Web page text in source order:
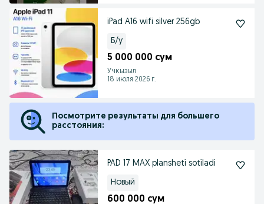
iPad A16 wifi silver 256gb
Б/у
5 000 000 сум
Учкызыл
18 июля 2026 г.
Посмотрите результаты для большего
расстояния:
PAD 17 MAX plansheti sotiladi
Новый
600 000 сум